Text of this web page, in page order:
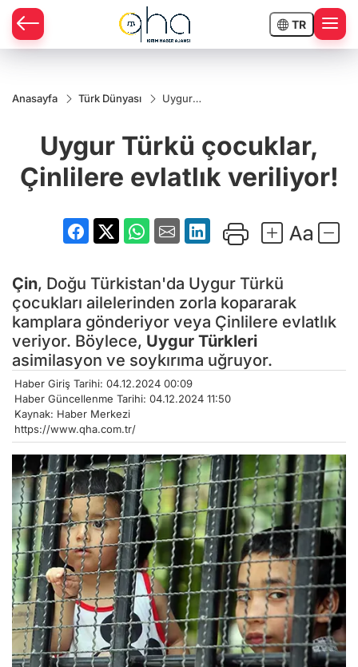
TR
Anasayfa Türk Dünyası
Uygur
Çinlilere
evlatlık
Uygur Türkü çocuklar,
Çinlilere evlatlık veriliyor!
Çin, Doğu Türkistan'da Uygur Türkü
çocukları ailelerinden zorla kopararak
kamplara gönderiyor veya Çinlilere evlatlık
veriyor. Böylece, Uygur Türkleri
asimilasyon ve soykırıma uğruyor.
Haber Giriş Tarihi: 04.12.2024 00:09
Haber Güncellenme Tarihi: 04.12.2024 11:50
Kaynak: Haber Merkezi
https://www.qha.com.tr/